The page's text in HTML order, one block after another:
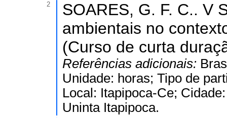
2
SOARES, G. F. C.. V
ambientais no
(Curso de curta
Referências adicionais:
Unidade: horas; Tipo de
Local: Itapipoca-Ce;
Uninta Itapipoca.